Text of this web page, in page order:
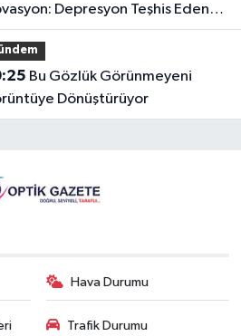
Depresyon Teşhis Eden
Türkpatent Onayı
Dönüştürüyor
Hava Durumu
Trafik Durumu